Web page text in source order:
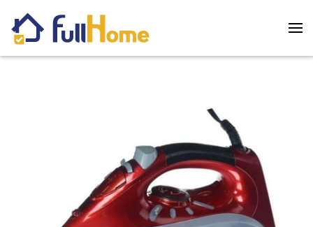
Skip to main content